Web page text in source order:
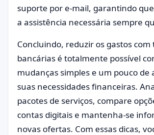
suporte por e-mail, garantindo
a assistência necessária sempre
Concluindo, reduzir os gastos com
bancárias é totalmente possível
mudanças simples e um pouco de
suas necessidades financeiras.
pacotes de serviços, compare
contas digitais e mantenha-se
novas ofertas. Com essas dicas,